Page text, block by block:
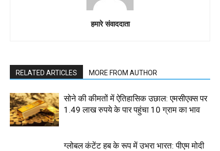
हमारे संवाददाता
RELATED ARTICLES MORE FROM AUTHOR
सोने की कीमतों में ऐतिहासिक उछाल: एमसीएक्स पर
1.49 लाख रुपये के पार पहुंचा 10 ग्राम का भाव
ग्लोबल कंटेंट हब के रूप में उभरा भारत: पीएम मोदी